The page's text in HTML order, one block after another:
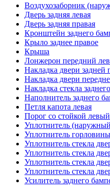
Воздухозаборник
Дверь задняя левая
Дверь задняя правая
Кронштейн заднего
Крыло заднее правое
Крыша
Лонжерон передний
Накладка двери задней
Накладка двери
Накладка стекла
Наполнитель заднего
Петля капота левая
Порог со стойкой левый
Уплотнитель
Уплотнитель
Уплотнитель стекла
Уплотнитель стекла
Уплотнитель стекла
Уплотнитель стекла
Усилитель заднего